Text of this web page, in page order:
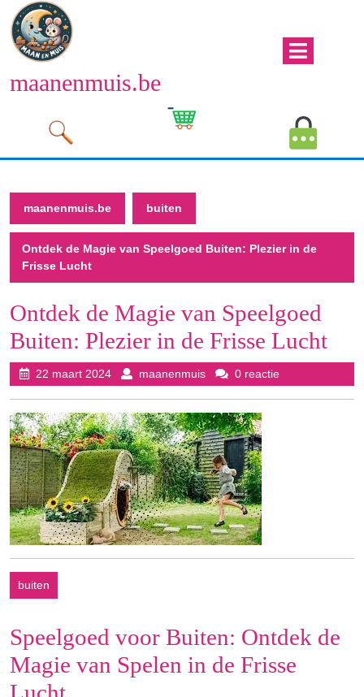
Naar
de
inhoud
maanenmuis.be
Winkelwagen
maanenmuis.be buiten
Ontdek de Magie van Speelgoed Buiten: Plezier in de
Frisse Lucht
Ontdek de Magie van Speelgoed
Buiten: Plezier in de Frisse Lucht
22 maart 202422
maart
maanenmuismaanenmuis
0 reactie
buiten
Speelgoed voor Buiten: Ontdek de
Magie van Spelen in de Frisse